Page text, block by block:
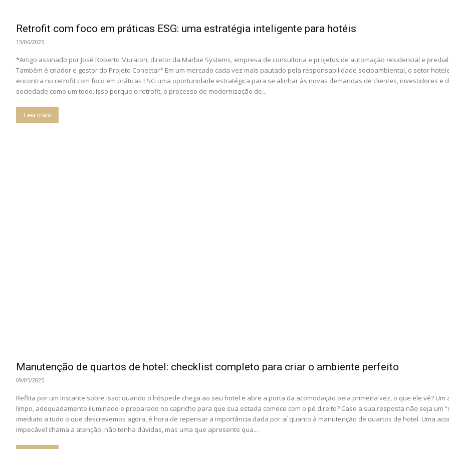
Retrofit com foco em práticas ESG: uma estratégia inteligente para hotéis
13/06/2025
*Artigo assinado por José Roberto Muratori, diretor da Marbie Systems, empresa de consultoria e projetos de automação residencial e predial.
Também é criador e gestor do Projeto Conectar* Em um mercado cada vez mais pautado pela responsabilidade socioambiental, o setor
encontra no retrofit com foco em práticas ESG uma oportunidade estratégica para se alinhar às novas demandas de clientes, investidores e
sociedade como um todo. Isso porque o retrofit, o processo de modernização de...
Leia mais
Manutenção de quartos de hotel: checklist completo para criar o ambiente perfeito
09/05/2025
Reflita por um instante sobre isso: quando o hóspede chega ao seu hotel e abre a porta da acomodação pela primeira vez, o que ele vê? Um
limpo, adequadamente iluminado e preparado no capricho para que sua estada comece com o pé direito? Caso a sua resposta não seja um
imediato a tudo o que descrevemos agora, é hora de repensar a importância dada por aí quanto à manutenção de quartos de hotel. Uma
impecável chama a atenção, não tenha dúvidas, mas uma que apresente qua...